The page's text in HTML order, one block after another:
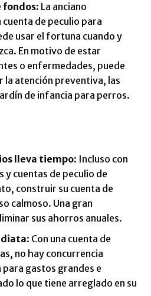
fondos: La anciano
de peculio para
usar el fortuna cuando y
En motivo de estar
o enfermedades, puede
la atención preventiva, las
de infancia para perros.
lleva tiempo: Incluso con
y cuentas de peculio de
construir su cuenta de
calmoso. Una gran
sus ahorros anuales.
: Con una cuenta de
no hay concurrencia
gastos grandes e
lo que tiene arreglado en su